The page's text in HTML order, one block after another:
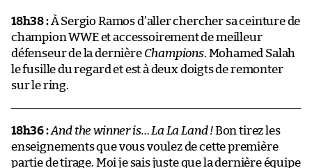
18h38 :À Sergio Ramos d’aller chercher sa ceinture de
champion WWE et accessoirement de meilleur
défenseur de la dernière Champions. Mohamed Salah
le fusille du regard et est à deux doigts de remonter
sur le ring.
18h36 :And the winner is… La La Land !Bon tirez les
enseignements que vous voulez de cette première
partie de tirage. Moi je sais juste que la dernière équipe